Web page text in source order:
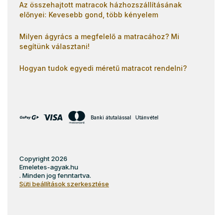
Az összehajtott matracok házhozszállításának
előnyei: Kevesebb gond, több kényelem
Milyen ágyrács a megfelelő a matracához? Mi
segítünk választani!
Hogyan tudok egyedi méretű matracot rendelni?
Banki átutalással Utánvétel
Copyright 2026
Emeletes-agyak.hu
. Minden jog fenntartva.
Süti beállítások szerkesztése